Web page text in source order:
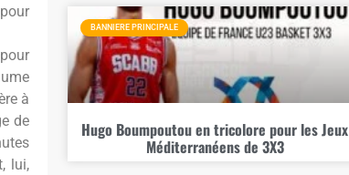
à
de
lui,
BANNIERE PRINCIPALE
Hugo Boumpoutou en tricolore pour les Jeux
Méditerranéens de 3X3